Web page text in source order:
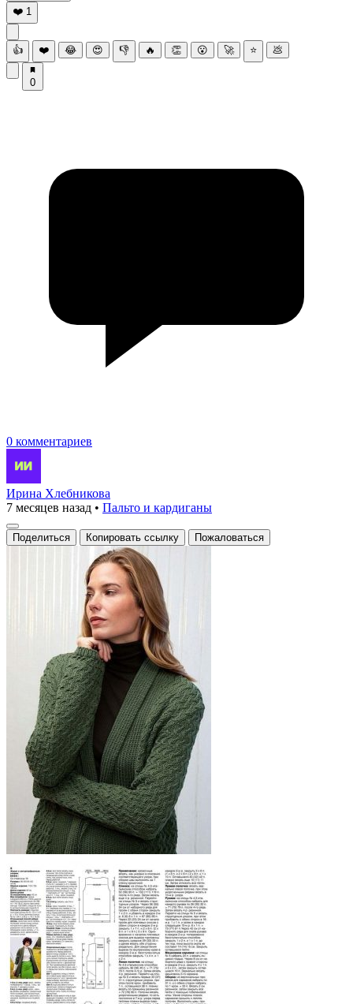
❤️ 1
👍 ❤️ 😂 😍 👎 🔥 👏 😮 🚀 ⭐ 💩
0
0 комментариев
Ирина Хлебникова
7 месяцев назад • Пальто и кардиганы
Поделиться Копировать ссылку Пожаловаться